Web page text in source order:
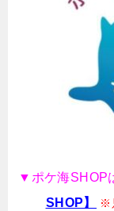
▼ポケ海SHOP
SHOP】
※